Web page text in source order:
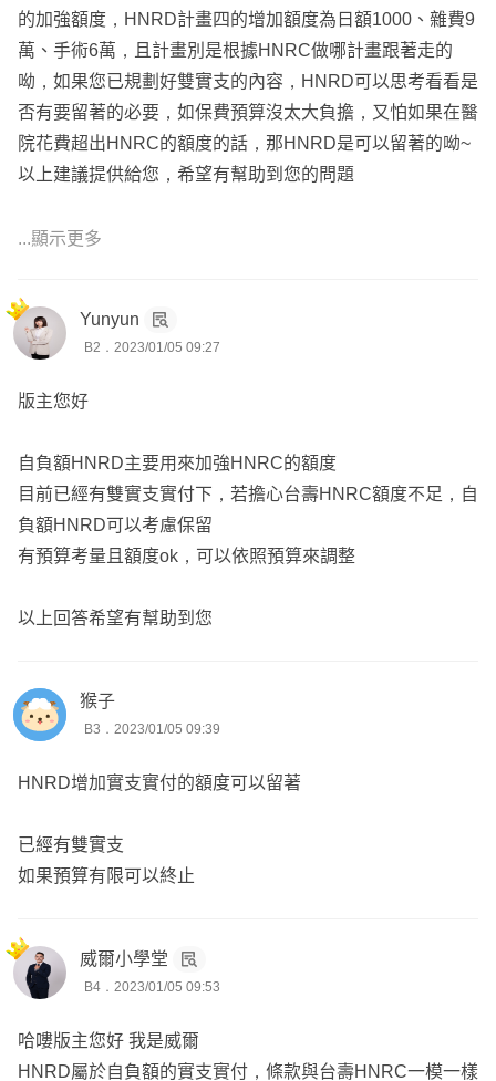
的加強額度，HNRD計畫四的增加額度為日額1000、雜費9
萬、手術6萬，且計畫別是根據HNRC做哪計畫跟著走的
呦，如果您已規劃好雙實支的內容，HNRD可以思考看看是
否有要留著的必要，如保費預算沒太大負擔，又怕如果在醫
院花費超出HNRC的額度的話，那HNRD是可以留著的呦~
以上建議提供給您，希望有幫助到您的問題
如果有任何問題都歡迎傳訊給我和您討論呦💖~
可以點我頭像加line討論、或寄mail給我唷~
👍南部業務(服務範圍不分地區，全台灣皆有服務)
👍保險經紀人公司服務(不隸屬於各保險公司，能提供更客
觀全面的保險商品)
👍Finfo實際成交(協助30幾位客戶找到適合自己的規劃)
👍提供免費保單健診服務(找出缺口，補足漏洞!!節省保費!!)
👍您專屬的保險顧問、保險醫生(針對問題，對症下藥)
...顯示更多
Yunyun
B2．2023/01/05 09:27
版主您好
自負額HNRD主要用來加強HNRC的額度
目前已經有雙實支實付下，若擔心台壽HNRC額度不足，自
負額HNRD可以考慮保留
有預算考量且額度ok，可以依照預算來調整
以上回答希望有幫助到您
猴子
B3．2023/01/05 09:39
HNRD增加實支實付的額度可以留著
已經有雙實支
如果預算有限可以終止
威爾小學堂
B4．2023/01/05 09:53
哈嘍版主您好 我是威爾
HNRD屬於自負額的實支實付，條款與台壽HNRC一模一樣